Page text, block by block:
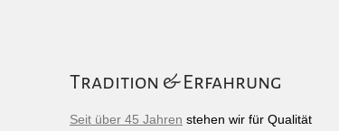
Tradition & Erfahrung
Seit über 45 Jahren stehen wir für Qualität